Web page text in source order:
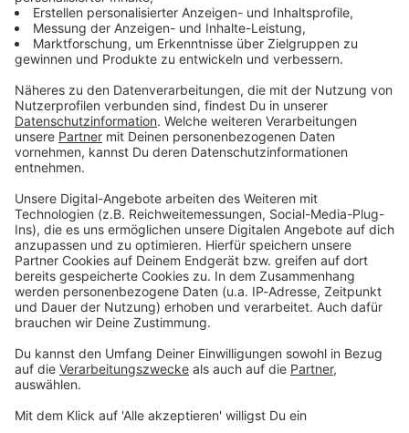
Zum Newsletter anmelden
Du möchtest uns etwas sagen?
Studio Hotline
Kontaktformular
Sprachnachricht
© dpa-infocom, dpa:260624-930-274916/1